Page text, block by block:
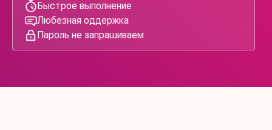
Быстрое выполнение
Любезная оддержка
Пароль не запрашиваем